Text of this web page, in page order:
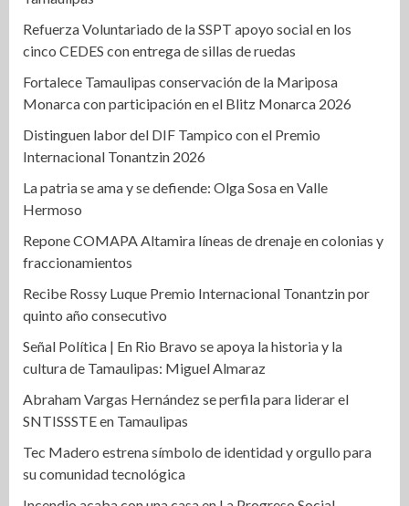
Refuerza Voluntariado de la SSPT apoyo social en los
cinco CEDES con entrega de sillas de ruedas
Fortalece Tamaulipas conservación de la Mariposa
Monarca con participación en el Blitz Monarca 2026
Distinguen labor del DIF Tampico con el Premio
Internacional Tonantzin 2026
La patria se ama y se defiende: Olga Sosa en Valle
Hermoso
Repone COMAPA Altamira líneas de drenaje en colonias y
fraccionamientos
Recibe Rossy Luque Premio Internacional Tonantzin por
quinto año consecutivo
Señal Política | En Rio Bravo se apoya la historia y la
cultura de Tamaulipas: Miguel Almaraz
Abraham Vargas Hernández se perfila para liderar el
SNTISSSTE en Tamaulipas
Tec Madero estrena símbolo de identidad y orgullo para
su comunidad tecnológica